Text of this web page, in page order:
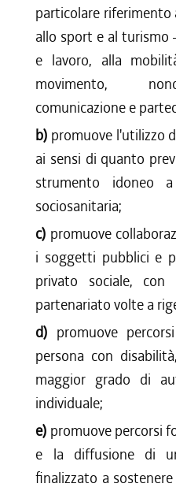
particolare riferimento
allo sport e al turismo
e lavoro, alla
movimento,
comunicazione e
b) promuove l'utilizzo
ai sensi di quanto
strumento idoneo
sociosanitaria;
c) promuove
i soggetti pubblici e
privato sociale,
partenariato volte a
d) promuove
persona con
maggior grado di
individuale;
e) promuove percorsi
e la diffusione di
finalizzato a